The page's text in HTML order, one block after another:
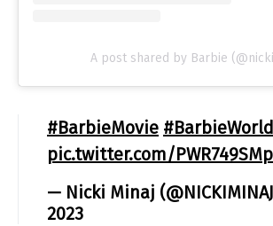
A post shared by Barbie
#BarbieMovie #BarbieWorld
pic.twitter.com/
— Nicki Minaj
2023